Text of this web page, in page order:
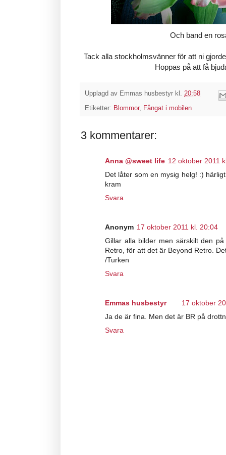
Och band en
Tack alla stockholmsvänner för att ni
Hoppas på att få
Upplagd av Emmas husbestyr kl. 20:58
Etiketter: Blommor, Fångat i mobilen
3 kommentarer:
Anna @sweet life 12 oktober 2011
Det låter som en mysig helg! :)
kram
Svara
Anonym 17 oktober 2011 kl. 20:04
Gillar alla bilder men särskilt den
Retro, för att det är Beyond Retro.
/Turken
Svara
Emmas husbestyr
17 oktober
Ja de är fina. Men det är BR på
Svara